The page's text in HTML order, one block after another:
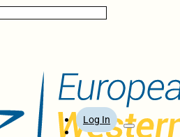
Log In